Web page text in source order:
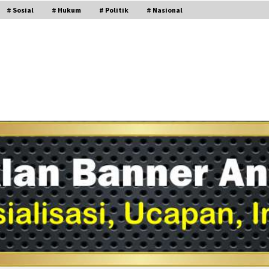
# Sosial # Hukum # Politik # Nasional